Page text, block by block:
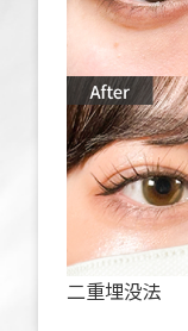
二重埋没法